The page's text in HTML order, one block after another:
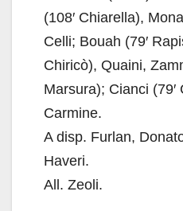
(108′ Chiarella),
Celli; Bouah (79′
Chiricò), Quaini,
Marsura); Cianci (79′
Carmine.
A disp. Furlan,
Haveri.
All. Zeoli.